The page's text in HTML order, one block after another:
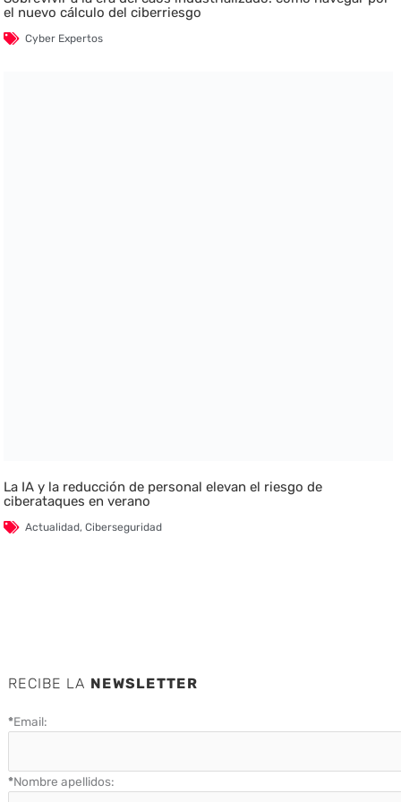
el nuevo cálculo del ciberriesgo
Cyber Expertos
La IA y la reducción de personal elevan el riesgo de
ciberataques en verano
Actualidad,Ciberseguridad
RECIBE LA NEWSLETTER
*Email:
*Nombre apellidos: